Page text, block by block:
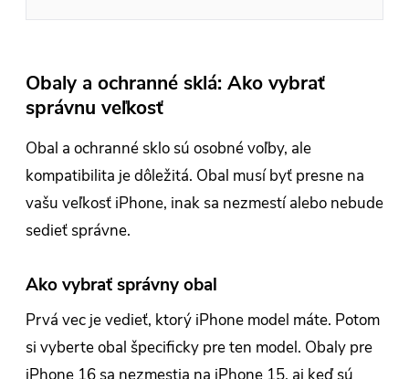
Obaly a ochranné sklá: Ako vybrať
správnu veľkosť
Obal a ochranné sklo sú osobné voľby, ale
kompatibilita je dôležitá. Obal musí byť presne na
vašu veľkosť iPhone, inak sa nezmestí alebo nebude
sedieť správne.
Ako vybrať správny obal
Prvá vec je vedieť, ktorý iPhone model máte. Potom
si vyberte obal špecificky pre ten model. Obaly pre